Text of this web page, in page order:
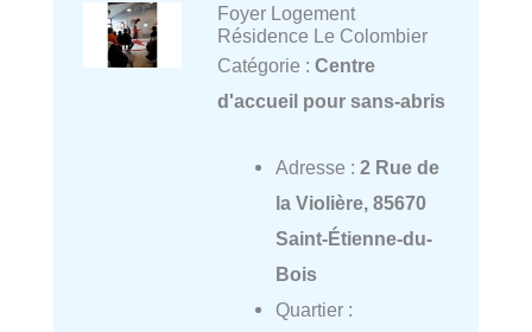
Foyer Logement
Résidence Le Colombier
Catégorie : Centre
d'accueil pour sans-abris
Adresse : 2 Rue de
la Violière, 85670
Saint-Étienne-du-
Bois
Quartier :